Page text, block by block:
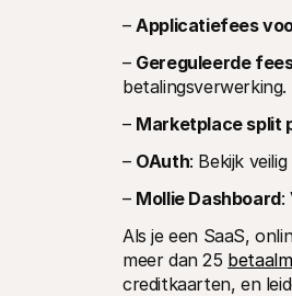
– Applicatiefees
– Gereguleerde
betalingsverwerking.
– Marketplace split
– OAuth: Bekijk
– Mollie Dashboard:
Als je een SaaS,
meer dan 25
creditkaarten, en